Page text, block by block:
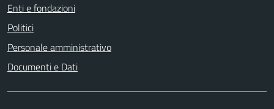
Enti e fondazioni
Politici
Personale amministrativo
Documenti e Dati